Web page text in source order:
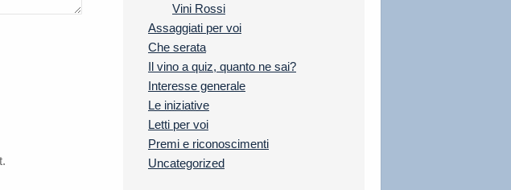
Vini Rossi
Assaggiati per voi
Che serata
Il vino a quiz, quanto ne sai?
Interesse generale
Le iniziative
Letti per voi
Premi e riconoscimenti
Uncategorized